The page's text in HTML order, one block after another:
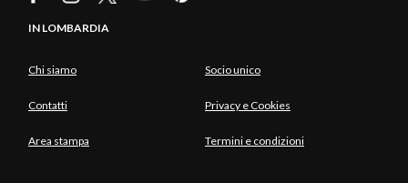
IN LOMBARDIA
Chi siamo Socio unico
Contatti Privacy e Cookies
Area stampa Termini e condizioni